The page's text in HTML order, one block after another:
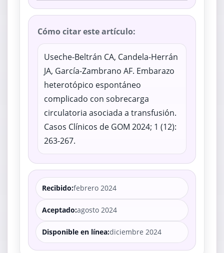
Recibido:febrero 2024
Aceptado:agosto 2024
Disponible en línea:diciembre 2024
Cómo citar este artículo:
Useche-Beltrán CA, Candela-Herrán
JA, García-Zambrano AF. Embarazo
heterotópico espontáneo
complicado con sobrecarga
circulatoria asociada a transfusión.
Casos Clínicos de GOM 2024; 1 (12):
263-267.